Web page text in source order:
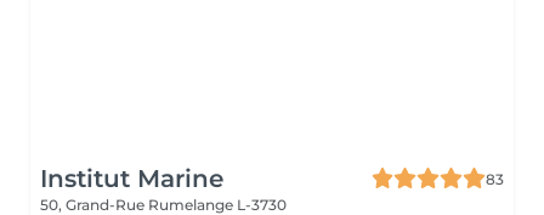
Institut Marine
83
50, Grand-Rue Rumelange L-3730